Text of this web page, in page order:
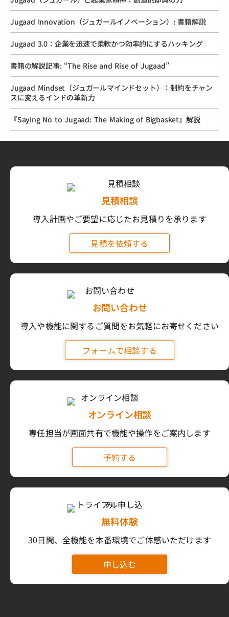
Jugaad Innovation（ジュガールイノベーション）: 書籍解説
Jugaad 3.0：企業を迅速で柔軟かつ効率的にするハッキング
書籍の解説記事: “The Rise and Rise of Jugaad”
Jugaad Mindset（ジュガールマインドセット）：制約をチャン
スに変えるインドの革新力
『Saying No to Jugaad: The Making of Bigbasket』解説
見積相談
導入計画やご要望に応じたお見積りを承ります
見積を依頼する
お問い合わせ
導入や機能に関するご質問をお気軽にお寄せください
フォームで相談する
オンライン相談
専任担当が画面共有で機能や操作をご案内します
予約する
無料体験
30日間、全機能を本番環境でご体感いただけます
申し込む